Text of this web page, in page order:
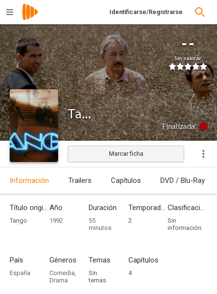
Identificarse/Registrarse
--
Sin valorar
Tango
Finalizada
Marcar ficha
Información Trailers Capítulos DVD / Blu-Ray
Título original
Tango
Año
1992
Duración
55
minutos
Temporadas
2
Clasificación por edades
Sin
información
País
España
Géneros
Comedia,
Drama
Temas
Sin
temas
Capítulos
4